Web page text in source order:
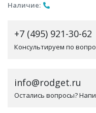
Наличие:
+7 (495) 921-30-62
Консультируем по
info@rodget.ru
Остались вопросы?